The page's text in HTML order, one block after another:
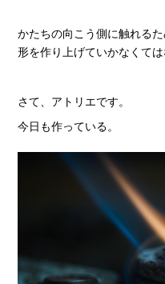
かたちの向こう側に触れる
形を作り上げていかなくては
さて、アトリエです。
今日も作っている。